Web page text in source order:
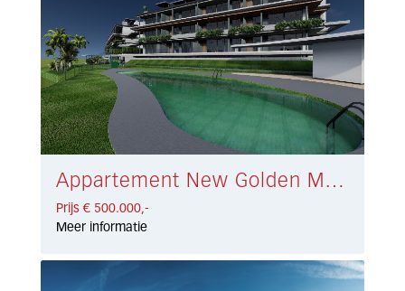
Appartement New Golden Mile € 500.000,-
Prijs € 500.000,-
Meer informatie